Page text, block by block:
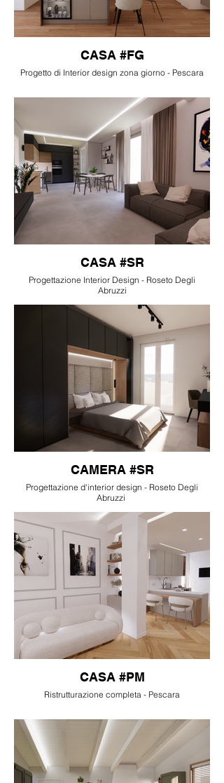
CASA #FG
Progetto di Interior design zona giorno - Pescara
CASA #SR
Progettazione Interior Design - Roseto Degli
Abruzzi
CAMERA #SR
Progettazione d'interior design - Roseto Degli
Abruzzi
CASA #PM
Ristrutturazione completa - Pescara